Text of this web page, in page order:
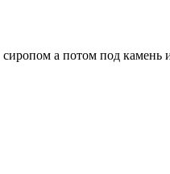
а потом под камень